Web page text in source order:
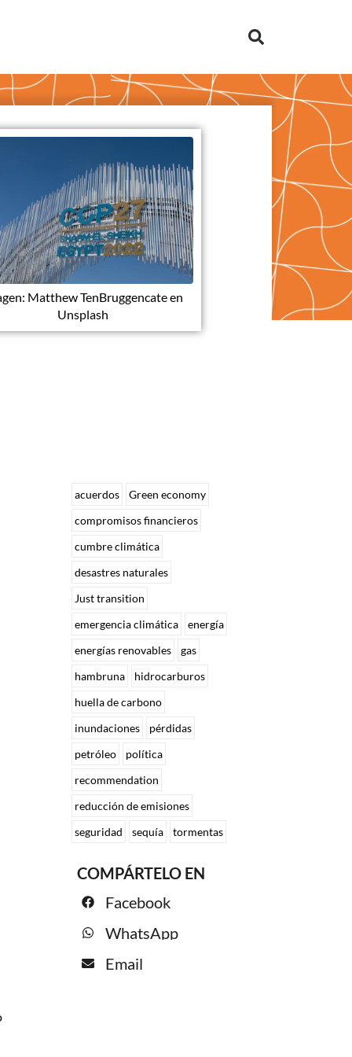
Matthew TenBruggencate en
Unsplash
acuerdos
Green economy
compromisos financieros
cumbre climática
desastres naturales
Just transition
emergencia climática
energía
energías renovables
gas
hambruna
hidrocarburos
huella de carbono
inundaciones
pérdidas
petróleo
política
recommendation
reducción de emisiones
seguridad
sequía tormentas
COMPÁRTELO EN
Facebook
WhatsApp
Email